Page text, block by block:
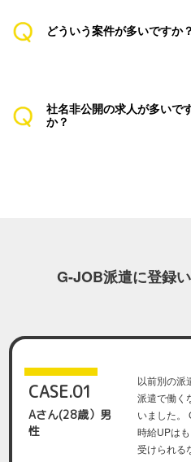
どういう案件が多いですか？
社名非公開の求人が多いで
か？
G-JOB派遣に登録
CASE.01
Aさん(28歳）男
性
以前別の派
派遣で働く
いました。
時給UPは
受けられる